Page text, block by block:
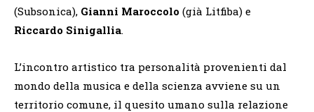
(Subsonica), Gianni Maroccolo (già Litfiba) e
Riccardo Sinigallia.
L’incontro artistico tra personalità provenienti dal
mondo della musica e della scienza avviene su un
territorio comune, il quesito umano sulla relazione